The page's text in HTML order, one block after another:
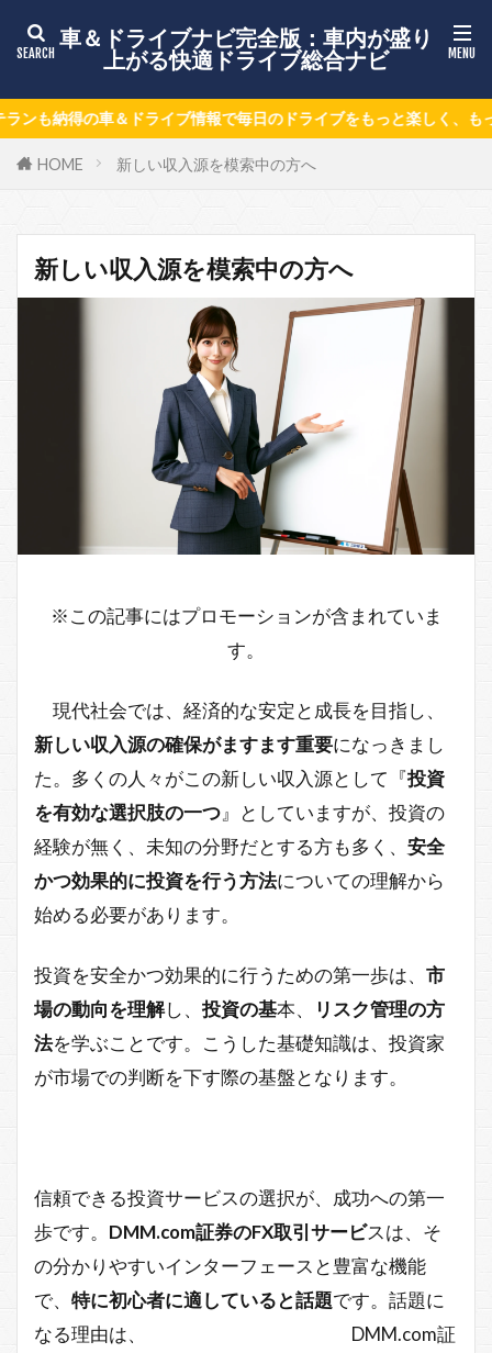
車＆ドライブナビ完全版：車内が盛り
上がる快適ドライブ総合ナビ
車＆ドライブ情報で毎日のドライブをもっと楽しく、もっと安全に
HOME 新しい収入源を模索中の方へ
新しい収入源を模索中の方へ
※この記事にはプロモーションが含まれていま
す。
現代社会では、経済的な安定と成長を目指し、
新しい収入源の確保がますます重要になっきまし
た。多くの人々がこの新しい収入源として『投資
を有効な選択肢の一つ』としていますが、投資の
経験が無く、未知の分野だとする方も多く、 安全
かつ効果的に投資を行う方法についての理解から
始める必要があります。
投資を安全かつ効果的に行うための第一歩は、 市
場の動向を理解し、 投資の基本、
リスク管理の方
法を学ぶことです。こうした基礎知識は、投資家
が市場での判断を下す際の基盤となります。
信頼できる投資サービスの選択が、成功への第一
歩です。 DMM.com証券のFX取引サービスは、そ
の分かりやすいインターフェースと豊富な機能
で、 特に初心者に適していると話題です。話題に
なる理由は、 DMM.com証